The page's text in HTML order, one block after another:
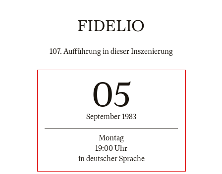
FIDELIO
107. Aufführung in dieser Inszenierung
05
September 1983
Montag
19:00 Uhr
in deutscher Sprache